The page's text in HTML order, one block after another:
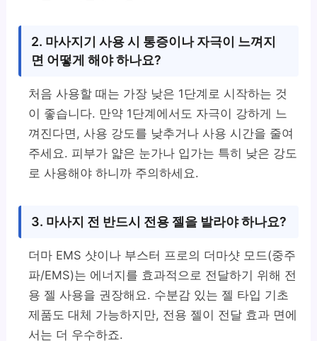
2. 마사지기 사용 시 통증이나 자극이 느껴지
면 어떻게 해야 하나요?
처음 사용할 때는 가장 낮은 1단계로 시작하는 것
이 좋습니다. 만약 1단계에서도 자극이 강하게 느
껴진다면, 사용 강도를 낮추거나 사용 시간을 줄여
주세요. 피부가 얇은 눈가나 입가는 특히 낮은 강도
로 사용해야 하니까 주의하세요.
3. 마사지 전 반드시 전용 젤을 발라야 하나요?
더마 EMS 샷이나 부스터 프로의 더마샷 모드(중주
파/EMS)는 에너지를 효과적으로 전달하기 위해 전
용 젤 사용을 권장해요. 수분감 있는 젤 타입 기초
제품도 대체 가능하지만, 전용 젤이 전달 효과 면에
서는 더 우수하죠.